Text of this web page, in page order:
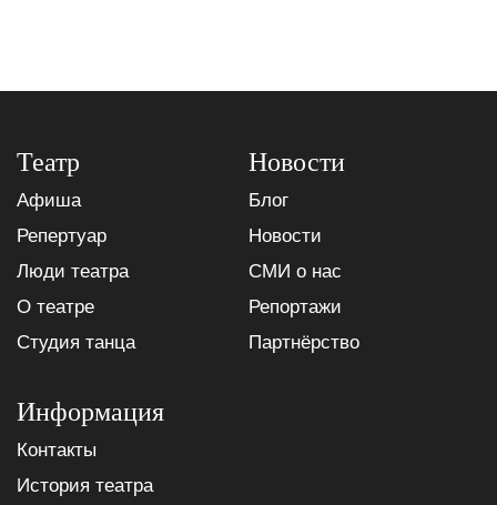
Театр
Афиша
Репертуар
Люди театра
О театре
Студия танца
Новости
Блог
Новости
СМИ о нас
Репортажи
Партнёрство
Информация
Контакты
История театра